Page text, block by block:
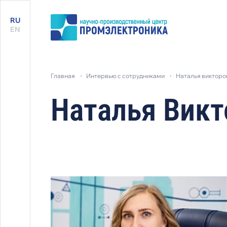
RU
EN
главная интервью с сотрудниками наталья
Наталья